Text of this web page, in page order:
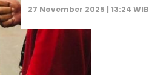
27 November 2025 | 13:24 WIB